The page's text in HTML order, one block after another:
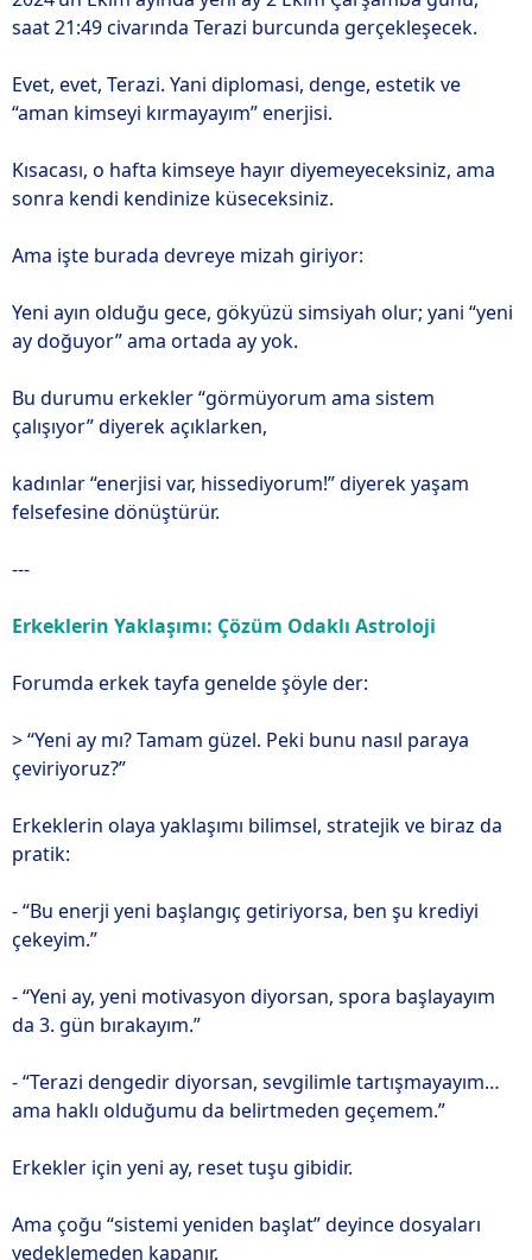
saat 21:49 civarında Terazi burcunda gerçekleşecek.
Evet, evet, Terazi. Yani diplomasi, denge, estetik ve
“aman kimseyi kırmayayım” enerjisi.
Kısacası, o hafta kimseye hayır diyemeyeceksiniz, ama
sonra kendi kendinize küseceksiniz.
Ama işte burada devreye mizah giriyor:
Yeni ayın olduğu gece, gökyüzü simsiyah olur; yani “yeni
ay doğuyor” ama ortada ay yok.
Bu durumu erkekler “görmüyorum ama sistem
çalışıyor” diyerek açıklarken,
kadınlar “enerjisi var, hissediyorum!” diyerek yaşam
felsefesine dönüştürür.
---
Erkeklerin Yaklaşımı: Çözüm Odaklı Astroloji
Forumda erkek tayfa genelde şöyle der:
> “Yeni ay mı? Tamam güzel. Peki bunu nasıl paraya
çeviriyoruz?”
Erkeklerin olaya yaklaşımı bilimsel, stratejik ve biraz da
pratik:
- “Bu enerji yeni başlangıç getiriyorsa, ben şu krediyi
çekeyim.”
- “Yeni ay, yeni motivasyon diyorsan, spora başlayayım
da 3. gün bırakayım.”
- “Terazi dengedir diyorsan, sevgilimle tartışmayayım…
ama haklı olduğumu da belirtmeden geçemem.”
Erkekler için yeni ay, reset tuşu gibidir.
Ama çoğu “sistemi yeniden başlat” deyince dosyaları
yedeklemeden kapanır.